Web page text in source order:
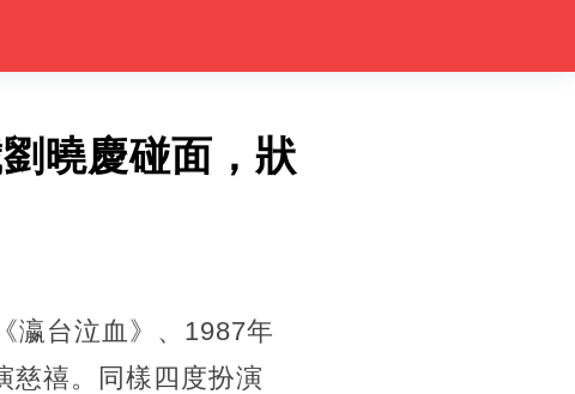
曉慶碰面，狀
瀛台泣血》、1987年
慈禧。同樣四度扮演